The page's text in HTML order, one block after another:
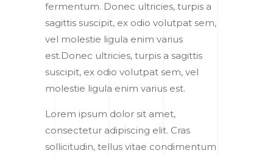
fermentum. Donec ultricies, turpis a
sagittis suscipit, ex odio volutpat sem,
vel molestie ligula enim varius
est.Donec ultricies, turpis a sagittis
suscipit, ex odio volutpat sem, vel
molestie ligula enim varius est.
Lorem ipsum dolor sit amet,
consectetur adipiscing elit. Cras
sollicitudin, tellus vitae condimentum